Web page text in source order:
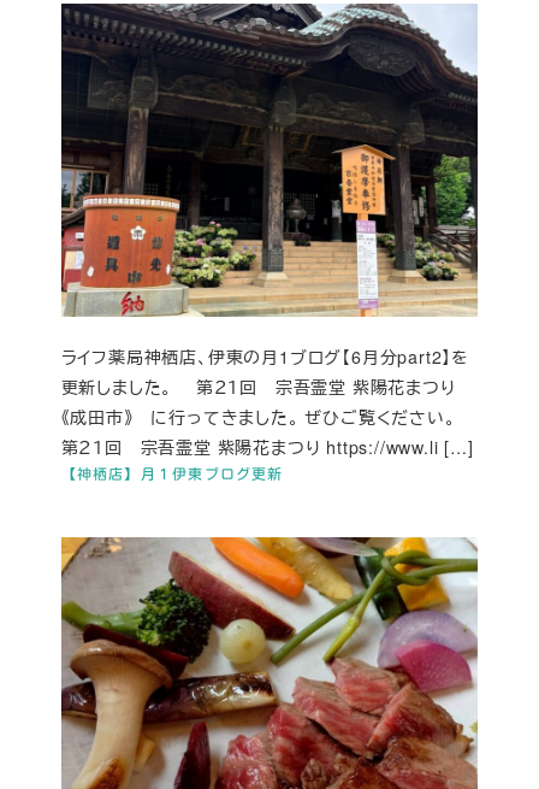
【神栖店】月１伊東ブログ更新
ライフ薬局神栖店、伊東の月1ブログ【6月分part2】を
更新しました。 第２１回 宗吾霊堂 紫陽花まつり
《成田市》 に行ってきました。 ぜひご覧ください。
第２１回 宗吾霊堂 紫陽花まつり https://www.li […]